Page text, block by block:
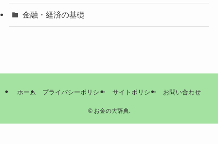
金融・経済の基礎
ホーム プライバシーポリシー サイトポリシー お問い合わせ
©お金の大辞典.